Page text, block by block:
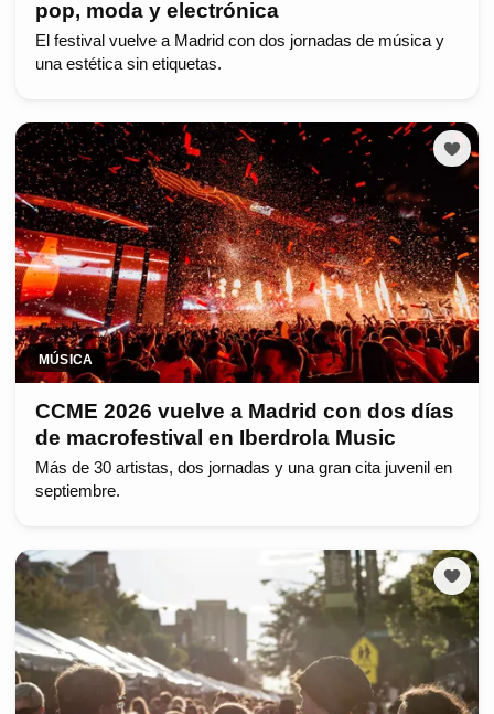
pop, moda y electrónica
El festival vuelve a Madrid con dos jornadas de música y
una estética sin etiquetas.
MÚSICA
CCME 2026 vuelve a Madrid con dos días
de macrofestival en Iberdrola Music
Más de 30 artistas, dos jornadas y una gran cita juvenil en
septiembre.